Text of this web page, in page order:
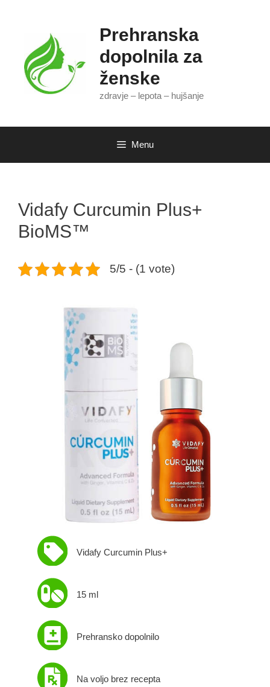
Prehranska
dopolnila za
ženske
zdravje – lepota – hujšanje
Menu
Vidafy Curcumin Plus+
BioMS™
5/5 - (1 vote)
Vidafy Curcumin Plus+
15 ml
Prehransko dopolnilo
Na voljo brez recepta